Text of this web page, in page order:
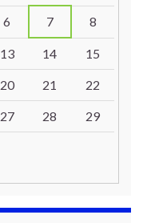
6 7 8
13 14 15
20 21 22
27 28 29